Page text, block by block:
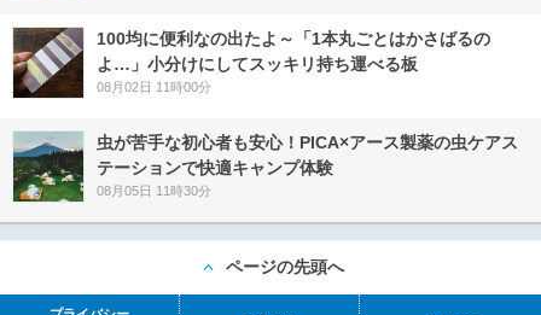
100均に便利なの出たよ～「1本丸ごとはかさばるの
よ…」小分けにしてスッキリ持ち運べる板
08月02日 11時00分
虫が苦手な初心者も安心！PICA×アース製薬の虫ケアス
テーションで快適キャンプ体験
08月05日 11時30分
ページの先頭へ